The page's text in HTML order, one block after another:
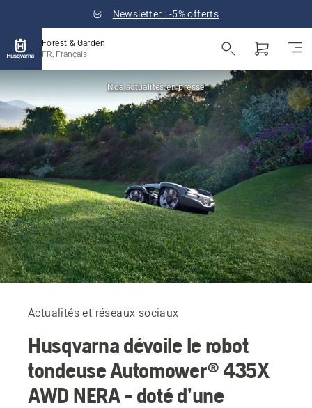
Newsletter : -5% offerts
Forest & Garden
FR, Français
Nos actualités en presse
Actualités et réseaux sociaux
Husqvarna dévoile le robot
tondeuse Automower® 435X
AWD NERA - doté d’une